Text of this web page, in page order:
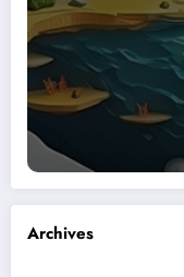
Archives